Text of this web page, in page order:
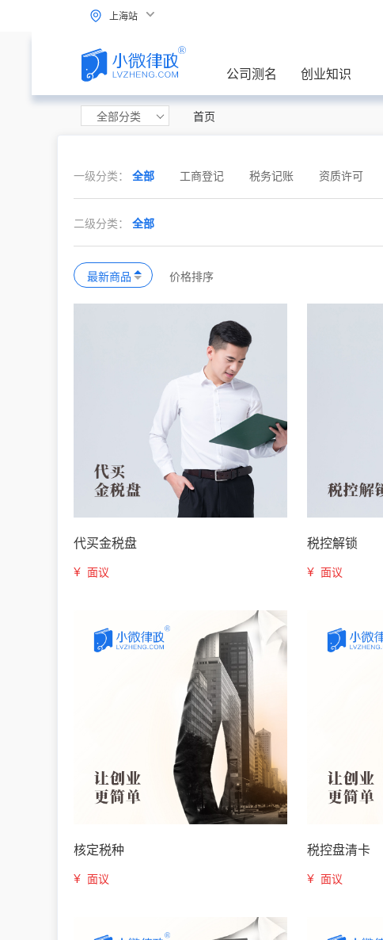
上海站
公司测名 创业知识
全部分类 首页
一级分类： 全部 工商登记 税务记账 资质许可
二级分类： 全部
最新商品 价格排序
代买金税盘
¥ 面议
税控解锁
¥ 面议
核定税种
¥ 面议
税控盘清卡
¥ 面议